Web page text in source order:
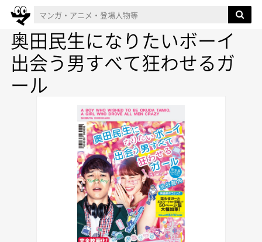
奥田民生になりたいボーイ
出会う男すべて狂わせるガ
ール